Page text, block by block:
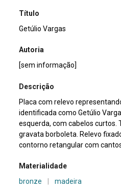
Título
Getúlio Vargas
Autoria
[sem informação]
Descrição
Placa com relevo
identificada como Getúlio
esquerda, com cabelos curtos.
gravata borboleta. Relevo
contorno retangular com
Materialidade
bronze
madeira